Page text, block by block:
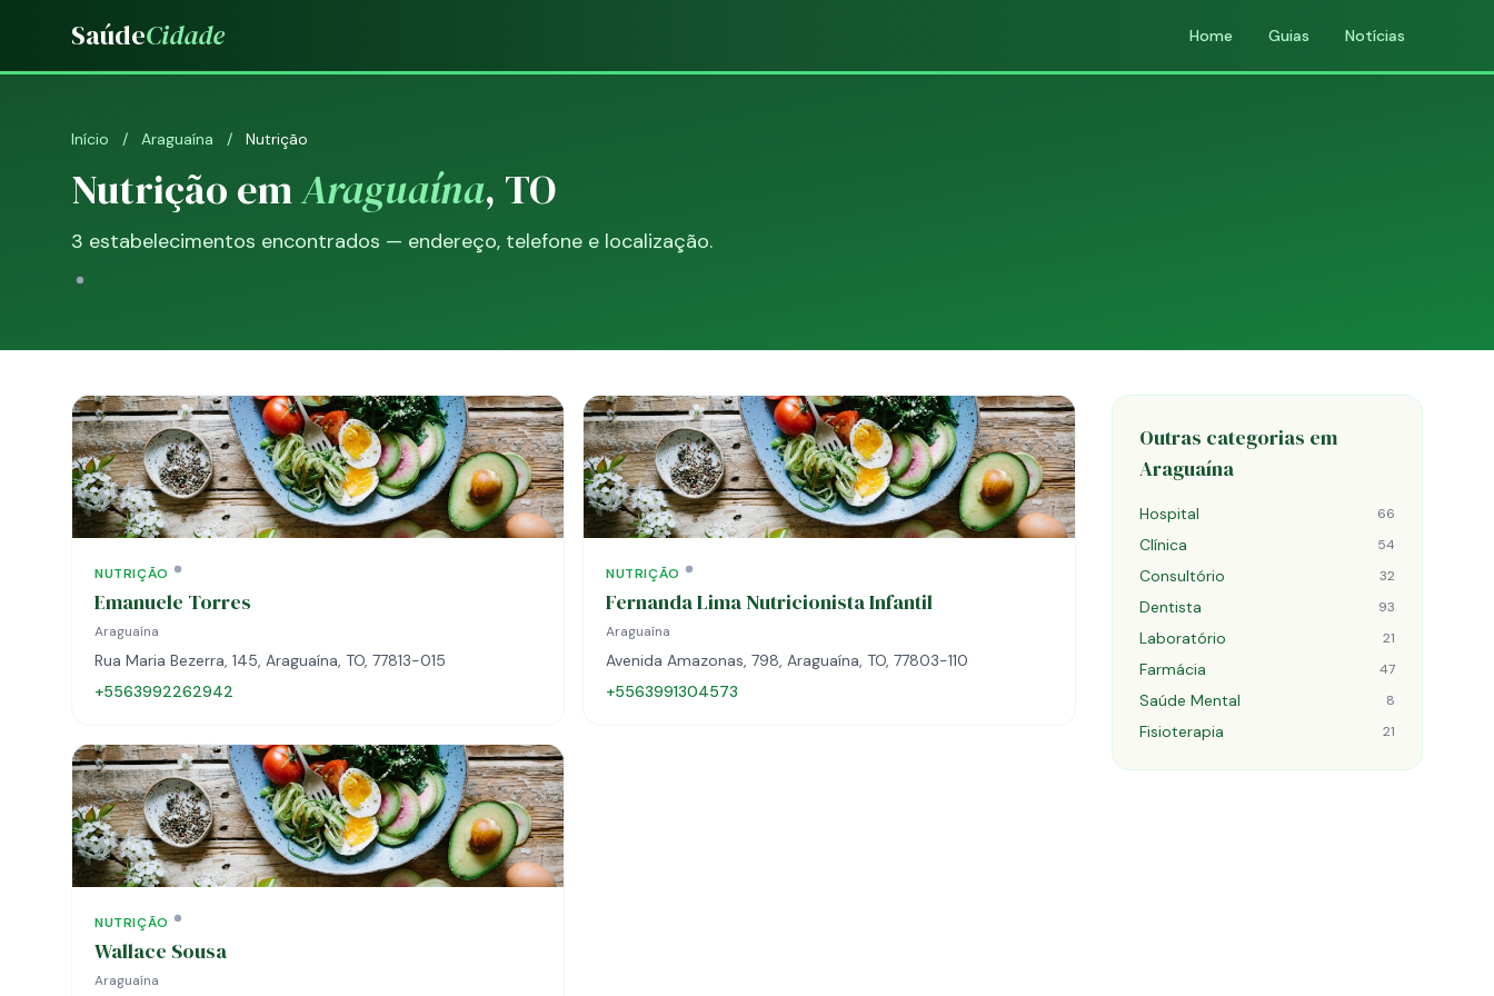
SaúdeCidade Home Guias Notícias
Início / Araguaína / Nutrição
Nutrição emAraguaína, TO
3 estabelecimentos encontrados — endereço, telefone e localização.
NUTRIÇÃO
Emanuele Torres
Araguaína
Rua Maria Bezerra, 145, Araguaína, TO, 77813-015
+5563992262942
NUTRIÇÃO
Fernanda Lima Nutricionista Infantil
Araguaína
Avenida Amazonas, 798, Araguaína, TO, 77803-110
+5563991304573
NUTRIÇÃO
Wallace Sousa
Araguaína
Outras categorias em
Araguaína
Hospital 66
Clínica 54
Consultório 32
Dentista 93
Laboratório 21
Farmácia 47
Saúde Mental 8
Fisioterapia 21